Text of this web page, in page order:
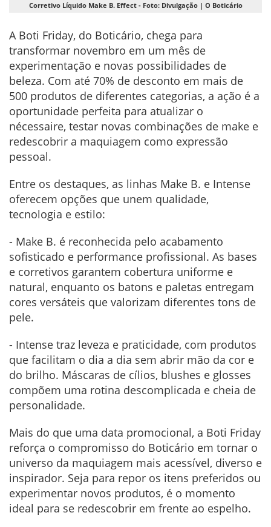
Corretivo Líquido Make B. Effect - Foto: Divulgação | O Boticário
A Boti Friday, do Boticário, chega para
transformar novembro em um mês de
experimentação e novas possibilidades de
beleza. Com até 70% de desconto em mais de
500 produtos de diferentes categorias, a ação é a
oportunidade perfeita para atualizar o
nécessaire, testar novas combinações de make e
redescobrir a maquiagem como expressão
pessoal.
Entre os destaques, as linhas Make B. e Intense
oferecem opções que unem qualidade,
tecnologia e estilo:
- Make B. é reconhecida pelo acabamento
sofisticado e performance profissional. As bases
e corretivos garantem cobertura uniforme e
natural, enquanto os batons e paletas entregam
cores versáteis que valorizam diferentes tons de
pele.
- Intense traz leveza e praticidade, com produtos
que facilitam o dia a dia sem abrir mão da cor e
do brilho. Máscaras de cílios, blushes e glosses
compõem uma rotina descomplicada e cheia de
personalidade.
Mais do que uma data promocional, a Boti Friday
reforça o compromisso do Boticário em tornar o
universo da maquiagem mais acessível, diverso e
inspirador. Seja para repor os itens preferidos ou
experimentar novos produtos, é o momento
ideal para se redescobrir em frente ao espelho.